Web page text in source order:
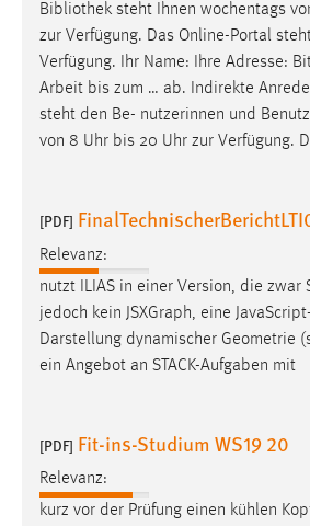
Bibliothek steht Ihnen wochentags
zur Verfügung. Das Online-Portal
Verfügung. Ihr Name: Ihre Adresse:
Arbeit bis zum … ab. Indirekte
steht den Be- nutzerinnen und
von 8 Uhr bis 20 Uhr zur Verfügung.
[PDF]
Relevanz:
nutzt ILIAS in einer Version, die zwar
jedoch kein JSXGraph, eine JavaScript-
Darstellung dynamischer Geometrie
ein Angebot an STACK-Aufgaben mit
[PDF] Fit-ins-Studium WS19 20
Relevanz:
kurz vor der Prüfung einen kühlen